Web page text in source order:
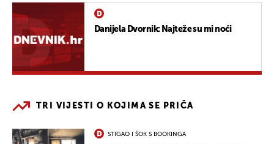
Danijela Dvornik: Najteže su mi noći
TRI VIJESTI O KOJIMA SE PRIČA
STIGAO I ŠOK S BOOKINGA